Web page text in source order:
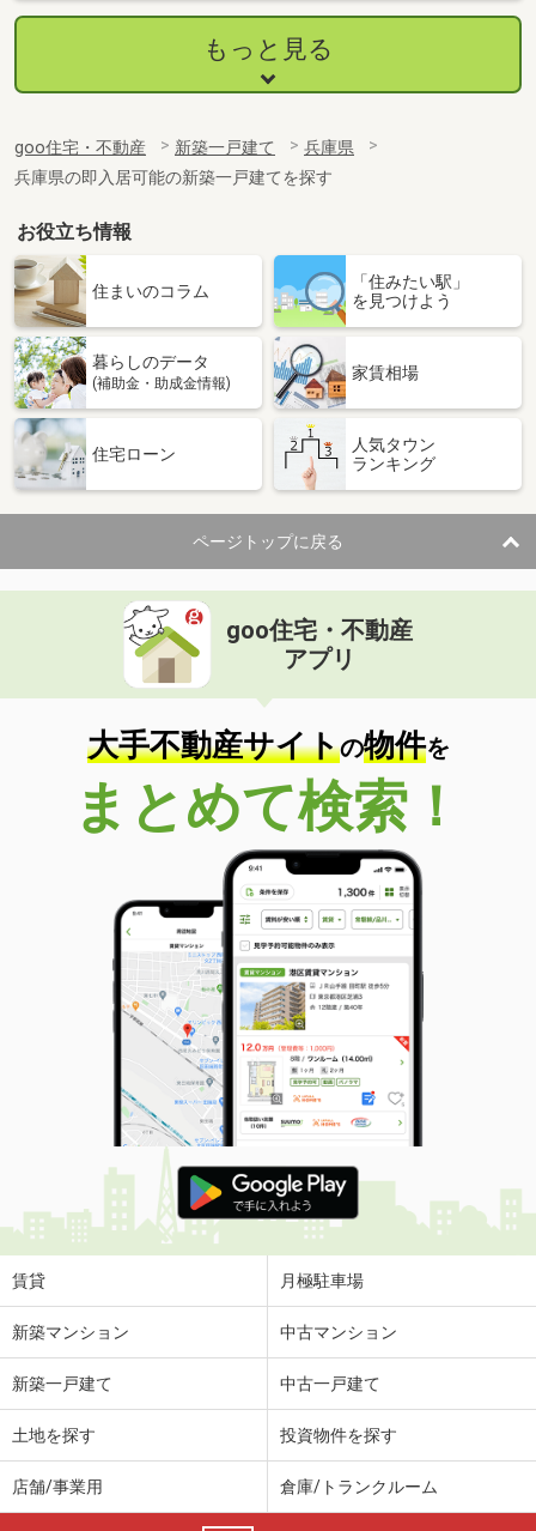
もっと見る
goo住宅・不動産 新築一戸建て
兵庫県
兵庫県の即入居可能の新築一戸建てを探す
お役立ち情報
住まいのコラム
「住みたい駅」
を見つけよう
暮らしのデータ
(補助金・助成金情報)
家賃相場
住宅ローン
人気タウン
ランキング
ページトップに戻る
goo住宅・不動産
アプリ
大手不動産サイトの物件を
まとめて検索！
賃貸 月極駐車場
新築マンション 中古マンション
新築一戸建て 中古一戸建て
土地を探す 投資物件を探す
店舗/事業用 倉庫/トランクルーム